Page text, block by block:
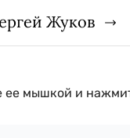
Жуков
ее мышкой и